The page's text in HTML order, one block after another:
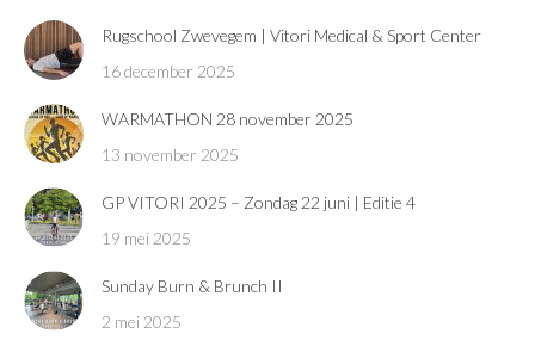
Rugschool Zwevegem | Vitori Medical & Sport Center
16 december 2025
WARMATHON 28 november 2025
13 november 2025
GP VITORI 2025 – Zondag 22 juni | Editie 4
19 mei 2025
Sunday Burn & Brunch II
2 mei 2025